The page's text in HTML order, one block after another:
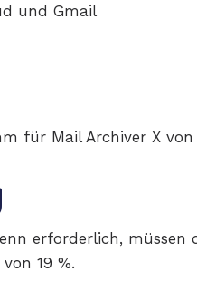
und Gmail
für Mail Archiver X
erforderlich,
19 %.